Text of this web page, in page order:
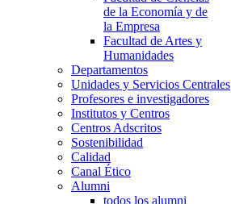
de la Economía y de
la Empresa
Facultad de Artes y
Humanidades
Departamentos
Unidades y Servicios Centrales
Profesores e investigadores
Institutos y Centros
Centros Adscritos
Sostenibilidad
Calidad
Canal Ético
Alumni
todos los alumni